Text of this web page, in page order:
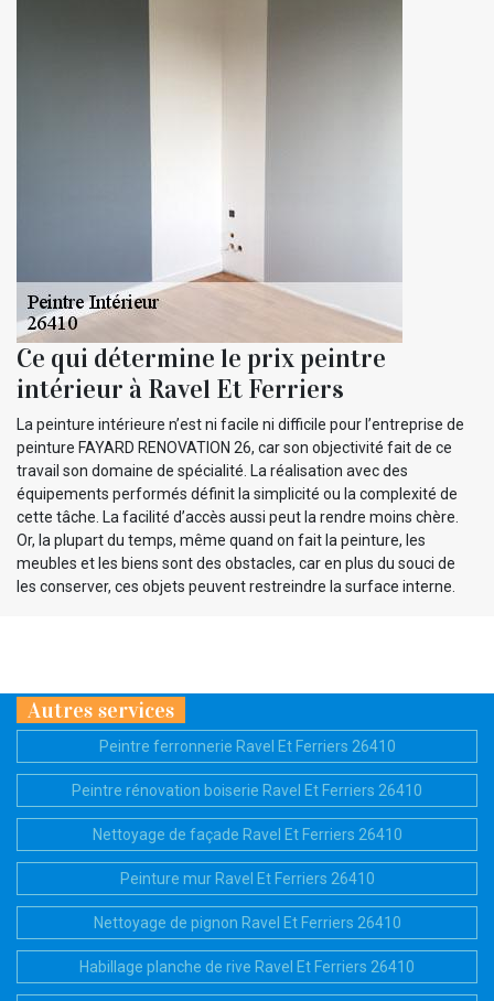
Ce qui détermine le prix peintre
intérieur à Ravel Et Ferriers
La peinture intérieure n’est ni facile ni difficile pour l’entreprise de
peinture FAYARD RENOVATION 26, car son objectivité fait de ce
travail son domaine de spécialité. La réalisation avec des
équipements performés définit la simplicité ou la complexité de
cette tâche. La facilité d’accès aussi peut la rendre moins chère.
Or, la plupart du temps, même quand on fait la peinture, les
meubles et les biens sont des obstacles, car en plus du souci de
les conserver, ces objets peuvent restreindre la surface interne.
Autres services
Peintre ferronnerie Ravel Et Ferriers 26410
Peintre rénovation boiserie Ravel Et Ferriers 26410
Nettoyage de façade Ravel Et Ferriers 26410
Peinture mur Ravel Et Ferriers 26410
Nettoyage de pignon Ravel Et Ferriers 26410
Habillage planche de rive Ravel Et Ferriers 26410